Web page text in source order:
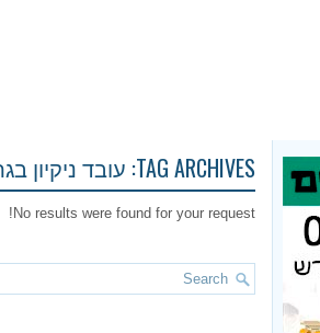
TAG ARCHIVES: עובד ניקיון
No results were found for your request!